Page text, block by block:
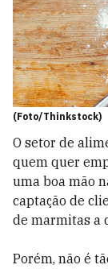
(Foto/Thinkstock)
O setor de
quem quer
uma boa mão
captação de
de marmitas a
Porém, não é